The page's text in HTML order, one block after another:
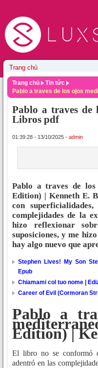
Trang chủ
Tin tức
Pablo a traves de los ojos
Pablo a traves de
Libros pdf
01:39:28 - 13/10/2025 - admin
Pablo a traves de los
Edition) | Kenneth E.
con
complejidades de la
hizo reflexionar
suposiciones, y me
hay algo nuevo que
Stephen Lives! My Son
Epub
Chiamami col tuo nome |
Career of Evil (Cormoran
Pablo a
Edition) |
El libro no se conformó
adentró en las